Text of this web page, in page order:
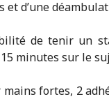
et d’une
de tenir un
minutes sur le
fortes, 2